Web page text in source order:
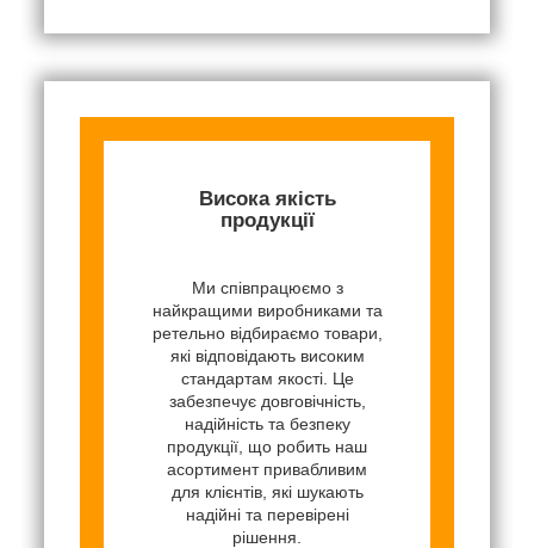
Висока якість
продукції
Ми співпрацюємо з
найкращими виробниками та
ретельно відбираємо товари,
які відповідають високим
стандартам якості. Це
забезпечує довговічність,
надійність та безпеку
продукції, що робить наш
асортимент привабливим
для клієнтів, які шукають
надійні та перевірені
рішення.